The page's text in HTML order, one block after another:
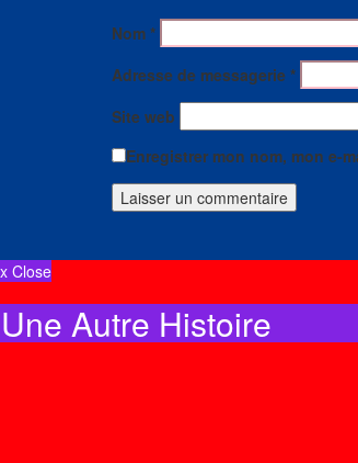
Nom *
Adresse de messagerie *
Site web
Enregistrer mon nom, mon e-
x Close
Une Autre Histoire